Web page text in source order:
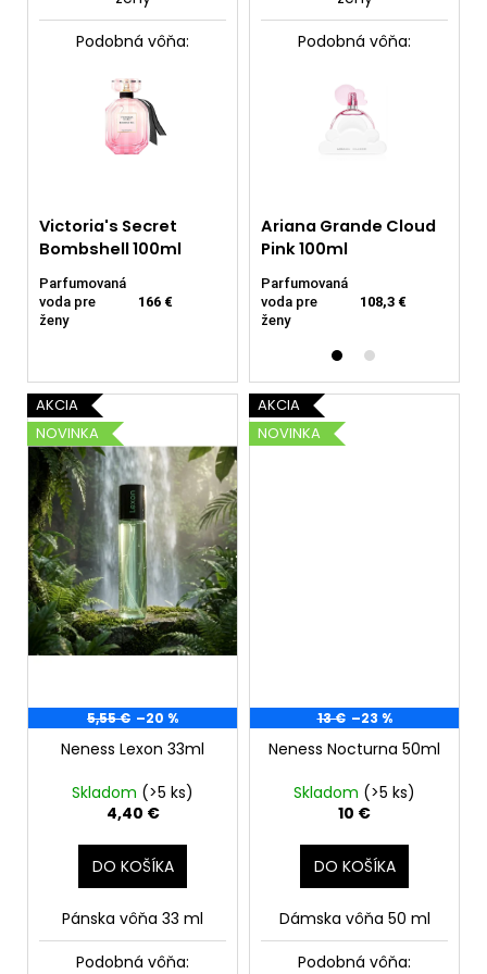
Podobná vôňa:
Victoria's Secret
Bombshell 100ml
Parfumovaná
voda pre
ženy
166 €
Podobná vôňa:
Neness Nebula
voda pre
ženy
Ariana Grande Cloud
Pink 100ml
Parfumovaná
voda pre
ženy
108,3 €
AKCIA
NOVINKA
5,55 € –20 %
Neness Lexon 33ml
Skladom (>5 ks)
4,40 €
DO KOŠÍKA
Pánska vôňa 33 ml
Podobná vôňa:
AKCIA
NOVINKA
13 € –23 %
Neness Nocturna 50ml
Skladom (>5 ks)
10 €
DO KOŠÍKA
Dámska vôňa 50 ml
Podobná vôňa: